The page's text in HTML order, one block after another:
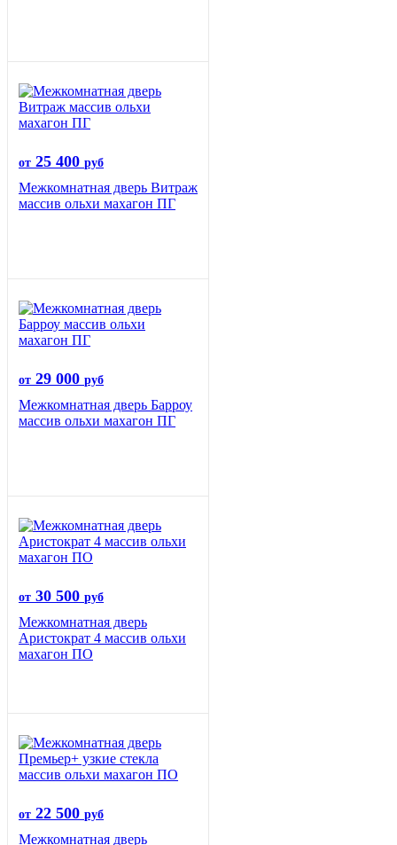
от 25 400 руб
Межкомнатная дверь Витраж
массив ольхи махагон ПГ
от 29 000 руб
Межкомнатная дверь Барроу
массив ольхи махагон ПГ
от 30 500 руб
Межкомнатная дверь
Аристократ 4 массив ольхи
махагон ПО
от 22 500 руб
Межкомнатная дверь